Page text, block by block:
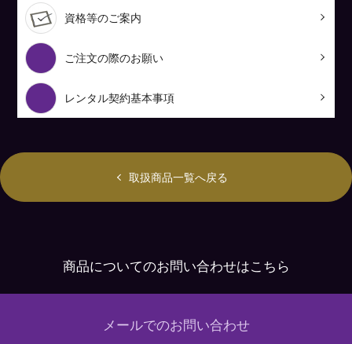
資格等のご案内
ご注文の際のお願い
レンタル契約基本事項
取扱商品一覧へ戻る
商品についてのお問い合わせはこちら
メールでのお問い合わせ